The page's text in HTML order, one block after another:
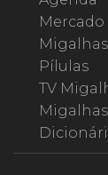
Pílulas
TV